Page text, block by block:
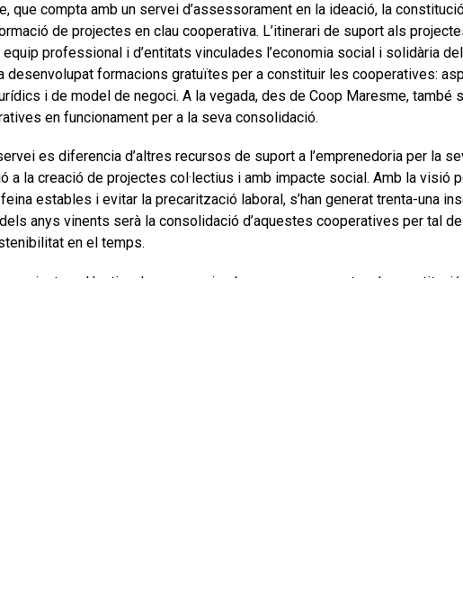
que compta amb un servei d’assessorament en la ideació, la
de projectes en clau cooperativa. L’itinerari de suport als
equip professional i d’entitats vinculades l’economia social i solidària
desenvolupat formacions gratuïtes per a constituir les cooperatives:
i de model de negoci. A la vegada, des de Coop Maresme, també
en funcionament per a la seva consolidació.
es diferencia d’altres recursos de suport a l’emprenedoria per la
a la creació de projectes col·lectius i amb impacte social. Amb la visió
feina estables i evitar la precarització laboral, s’han generat trenta-una
anys vinents serà la consolidació d’aquestes cooperatives per tal
en el temps.
projecte col·lectiu a la comarca i voleu assessorament en la